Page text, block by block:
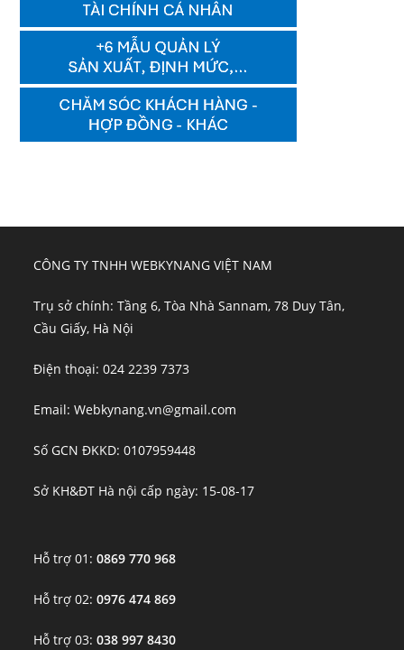
CÔNG TY TNHH WEBKYNANG VIỆT NAM
Trụ sở chính: Tầng 6, Tòa Nhà Sannam, 78 Duy Tân,
Cầu Giấy, Hà Nội
Điện thoại: 024 2239 7373
Email: Webkynang.vn@gmail.com
Số GCN ĐKKD: 0107959448
Sở KH&ĐT Hà nội cấp ngày: 15-08-17
Hỗ trợ 01:0869 770 968
Hỗ trợ 02:0976 474 869
Hỗ trợ 03:038 997 8430